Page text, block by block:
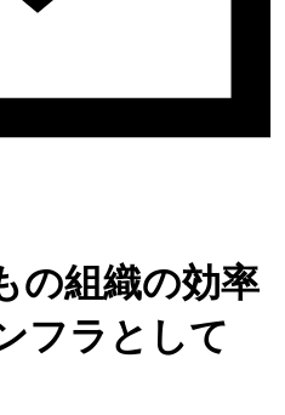
の組織の効率
フラとして